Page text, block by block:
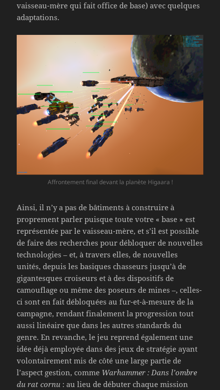
vaisseau-mère qui fait office de base) avec quelques
adaptations.
Affrontement final devant la planète Higaara !
Ainsi, il n’y a pas de bâtiments à construire à
proprement parler puisque toute votre « base » est
représentée par le vaisseau-mère, et s’il est possible
de faire des recherches pour débloquer de nouvelles
technologies – et, à travers elles, de nouvelles
unités, depuis les basiques chasseurs jusqu’à de
gigantesques croiseurs et à des dispositifs de
camouflage ou même des poseurs de mines –, celles-
ci sont en fait débloquées au fur-et-à-mesure de la
campagne, rendant finalement la progression tout
aussi linéaire que dans les autres standards du
genre. En revanche, le jeu reprend également une
idée déjà employée dans des jeux de stratégie ayant
volontairement mis de côté une large partie de
l’aspect gestion, comme Warhammer : Dans l’ombre
du rat cornu : au lieu de débuter chaque mission